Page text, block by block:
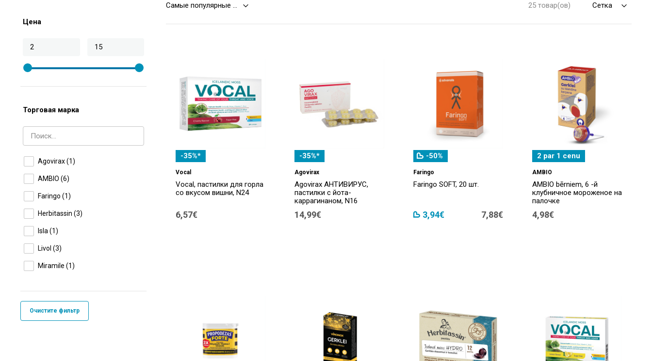
Цена
Торговая марка
Agovirax(1)
AMBIO (6)
Faringo (1)
Herbitassin (3)
Isla (1)
Livol (3)
Miramile (1)
Propodezas(1)
Очистите фильтр
25 товар(ов)
-35%*
Vocal
Vocal, пастилки для горла
со вкусом вишни, N24
6,57€
-35%*
Agovirax
Agovirax АНТИВИРУС,
пастилки с йота-
каррагинаном, N16
14,99€
-50%
Faringo
Faringo SOFT, 20 шт.
3,94€ 7,88€
2 par 1 cenu
AMBIO
AMBIO bērniem, 6 -й
клубничное мороженое на
палочке
4,98€